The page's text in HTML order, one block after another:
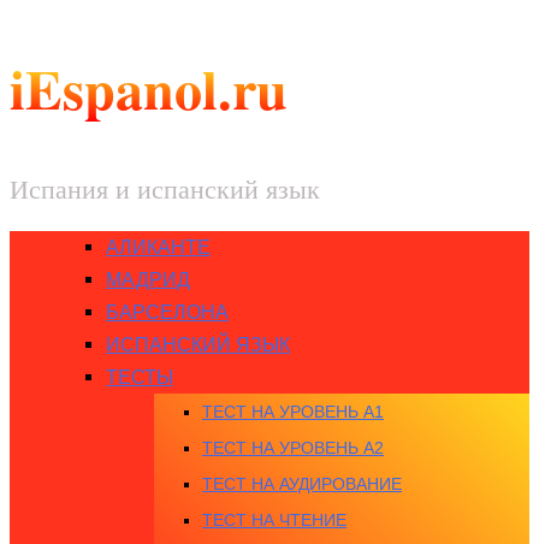
iEspanol.ru
Испания и испанский язык
АЛИКАНТЕ
МАДРИД
БАРСЕЛОНА
ИСПАНСКИЙ ЯЗЫК
ТЕСТЫ
ТЕСТ НА УРОВЕНЬ A1
ТЕСТ НА УРОВЕНЬ A2
ТЕСТ НА АУДИРОВАНИЕ
ТЕСТ НА ЧТЕНИЕ